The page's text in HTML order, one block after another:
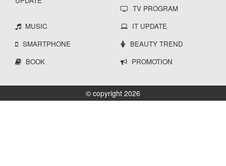
TV PROGRAM
MUSIC
IT UPDATE
SMARTPHONE
BEAUTY TREND
BOOK
PROMOTION
© copyright 2026